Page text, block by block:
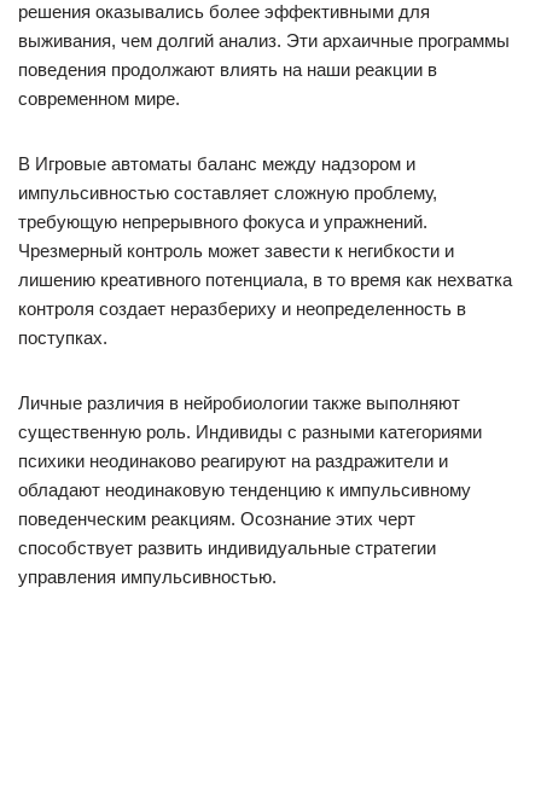
решения оказывались более эффективными для
выживания, чем долгий анализ. Эти архаичные программы
поведения продолжают влиять на наши реакции в
современном мире.
В Игровые автоматы баланс между надзором и
импульсивностью составляет сложную проблему,
требующую непрерывного фокуса и упражнений.
Чрезмерный контроль может завести к негибкости и
лишению креативного потенциала, в то время как нехватка
контроля создает неразбериху и неопределенность в
поступках.
Личные различия в нейробиологии также выполняют
существенную роль. Индивиды с разными категориями
психики неодинаково реагируют на раздражители и
обладают неодинаковую тенденцию к импульсивному
поведенческим реакциям. Осознание этих черт
способствует развить индивидуальные стратегии
управления импульсивностью.